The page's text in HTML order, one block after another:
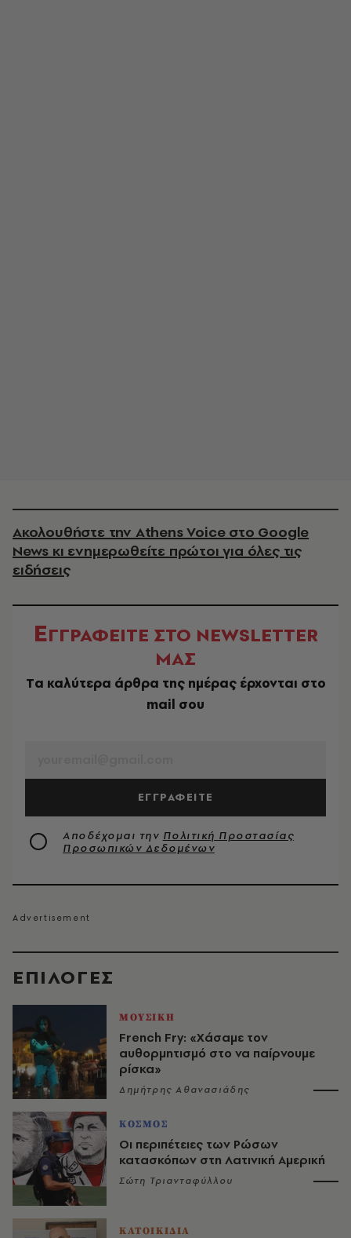
EΠΙΛΟΓΈΣ
ΜΟΥΣΙΚΗ
French Fry: «Χάσαμε τον
αυθορμητισμό στο να παίρνουμε
ρίσκα»
Δημήτρης Αθανασιάδης
ΚΟΣΜΟΣ
Οι περιπέτειες των Ρώσων
κατασκόπων στη Λατινική Αμερική
Σώτη Τριανταφύλλου
ΚΑΤΟΙΚΙΔΙΑ
Ακολουθήστε την Athens Voice στο Google
News κι ενημερωθείτε πρώτοι για όλες τις
ειδήσεις
ΕΓΓΡΑΦΕΙΤΕ ΣΤΟ NEWSLETTER
ΜΑΣ
Tα καλύτερα άρθρα της ημέρας έρχονται στο
mail σου
ΕΓΓΡΑΦΕΙΤΕ
Αποδέχομαι την Πολιτική Προστασίας
Προσωπικών Δεδομένων